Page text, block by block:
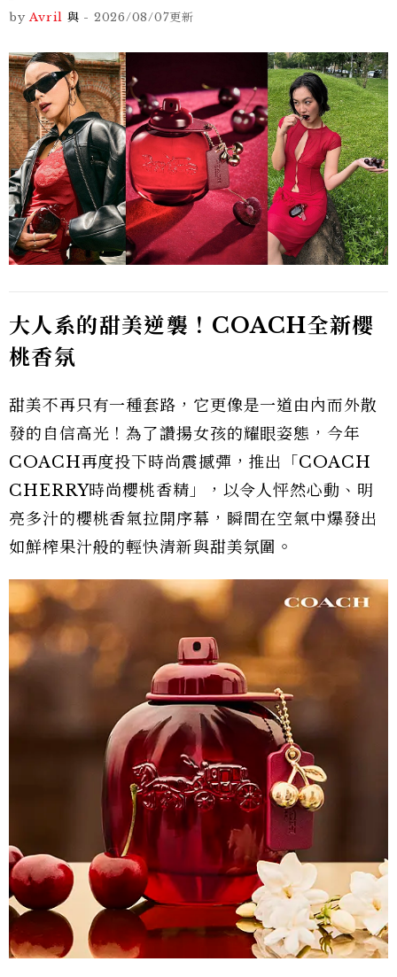
by Avril 與 - 2026/08/07更新
大人系的甜美逆襲！COACH全新櫻
桃香氛
甜美不再只有一種套路，它更像是一道由內而外散
發的自信高光！為了讚揚女孩的耀眼姿態，今年
COACH再度投下時尚震撼彈，推出「COACH
CHERRY時尚櫻桃香精」，以令人怦然心動、明
亮多汁的櫻桃香氣拉開序幕，瞬間在空氣中爆發出
如鮮榨果汁般的輕快清新與甜美氛圍。